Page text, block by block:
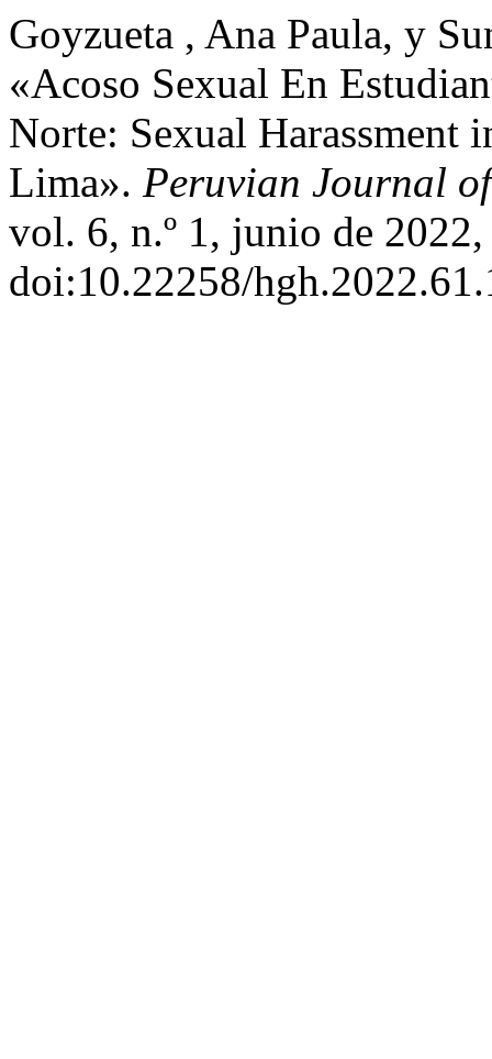
Goyzueta , Ana Paula, y
«Acoso Sexual En
Norte: Sexual
Lima». Peruvian Journal
vol. 6, n.º 1, junio de
doi:10.22258/